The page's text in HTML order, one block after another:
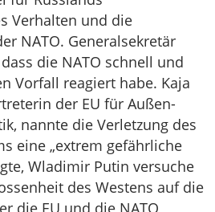
Verhalten und die
NATO. Generalsekretär
die NATO schnell und
Vorfall reagiert habe. Kaja
der EU für Außen-
nannte die Verletzung des
eine „extrem gefährliche
Wladimir Putin versuche
des Westens auf die
die EU und die NATO